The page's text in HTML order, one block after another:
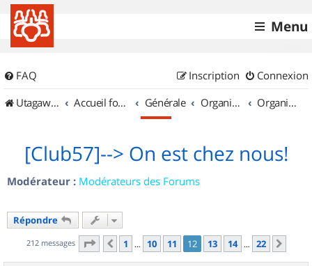
Menu
FAQ Connexion
Inscription
UtagawaVTT (Randos VTT et VTTAE avec traces GPS)
Accueil forum Générale Organisation de sorties & Recherche de partenaires Organisation de sorties en région Lorraine
[Club57]--> On est chez nous!
Modérateur : Modérateurs des Forums
Répondre
212 messages Page 12 sur22
Précédent
1 … 10 11 12 13 14 … 22